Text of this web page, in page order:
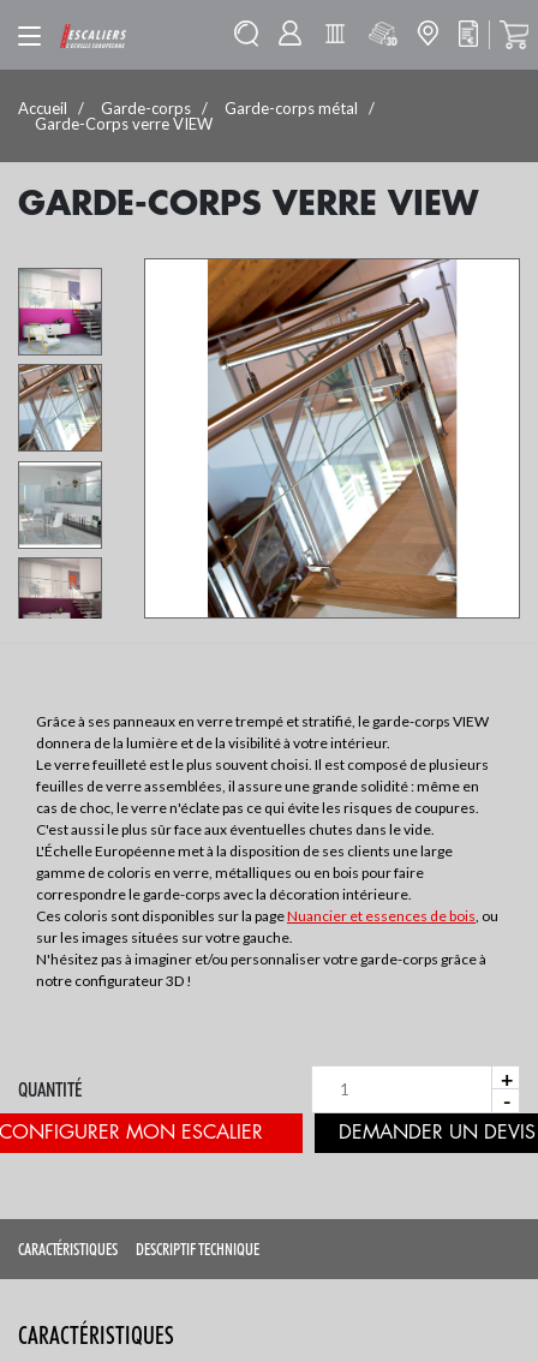
Accueil Garde-corps
Garde-corps métal
Garde-Corps verre VIEW
GARDE-CORPS VERRE VIEW
Grâce à ses panneaux en verre trempé et stratifié, le garde-corps VIEW
donnera de la lumière et de la visibilité à votre intérieur.
Le verre feuilleté est le plus souvent choisi. Il est composé de plusieurs
feuilles de verre assemblées, il assure une grande solidité : même en
cas de choc, le verre n'éclate pas ce qui évite les risques de coupures.
C'est aussi le plus sûr face aux éventuelles chutes dans le vide.
L'Échelle Européenne met à la disposition de ses clients une large
gamme de coloris en verre, métalliques ou en bois pour faire
correspondre le garde-corps avec la décoration intérieure.
Ces coloris sont disponibles sur la pageNuancier et essences de bois, ou
sur les images situées sur votre gauche.
N'hésitez pas à imaginer et/ou personnaliser votre garde-corps grâce à
notre configurateur 3D !
QUANTITÉ
+
-
CONFIGURER MON ESCALIER
CARACTÉRISTIQUES DESCRIPTIF TECHNIQUE
CARACTÉRISTIQUES